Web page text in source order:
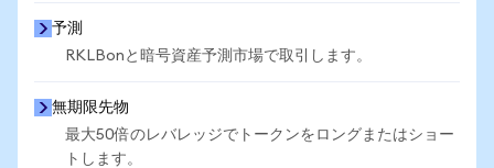
予測
RKLBonと暗号資産予測市場で取引します。
無期限先物
最大50倍のレバレッジでトークンをロングまたはショー
トします。